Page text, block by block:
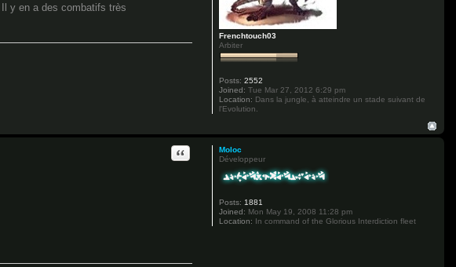
Frenchtouch03
Arbiter
Posts: 2552
Joined: Tue Mar 27, 2012 6:29 pm
Location: Dans la jungle, à atteindre un stade suivant de
l'Evolution.
y en a des combatifs très
Moloc
Développeur
Posts: 1881
Joined: Mon May 19, 2008 11:28 pm
Location:
In command of the Glorious Interdiction fleet
Quote